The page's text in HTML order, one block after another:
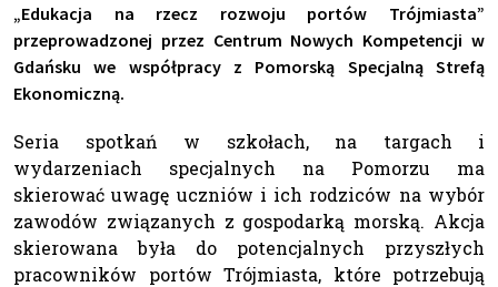
„Edukacja na rzecz rozwoju portów Trójmiasta”
przeprowadzonej przez Centrum Nowych Kompetencji w
Gdańsku we współpracy z Pomorską Specjalną Strefą
Ekonomiczną.
Seria spotkań w szkołach, na targach i
wydarzeniach specjalnych na Pomorzu ma
skierować uwagę uczniów i ich rodziców na wybór
zawodów związanych z gospodarką morską. Akcja
skierowana była do potencjalnych przyszłych
pracowników portów Trójmiasta, które potrzebują